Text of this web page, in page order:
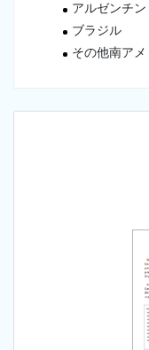
アルゼンチン
ブラジル
その他南アメ